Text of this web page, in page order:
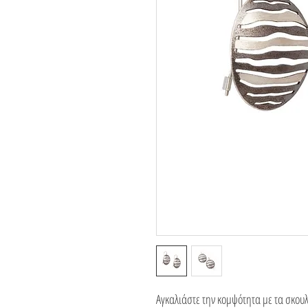
Αγκαλιάστε την κομψότητα με τα